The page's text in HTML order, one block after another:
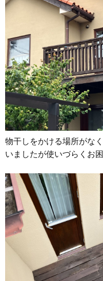
物干しをかける場所がな
いましたが使いづらくお